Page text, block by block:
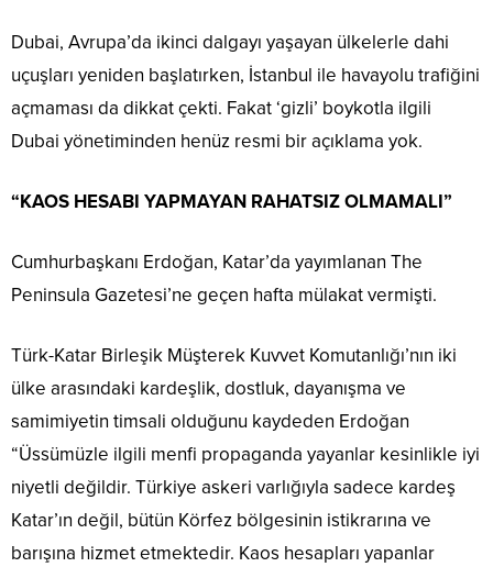
Dubai, Avrupa’da ikinci dalgayı yaşayan ülkelerle dahi
uçuşları yeniden başlatırken, İstanbul ile havayolu trafiğini
açmaması da dikkat çekti. Fakat ‘gizli’ boykotla ilgili
Dubai yönetiminden henüz resmi bir açıklama yok.
“KAOS HESABI YAPMAYAN RAHATSIZ OLMAMALI”
Cumhurbaşkanı Erdoğan, Katar’da yayımlanan The
Peninsula Gazetesi’ne geçen hafta mülakat vermişti.
Türk-Katar Birleşik Müşterek Kuvvet Komutanlığı’nın iki
ülke arasındaki kardeşlik, dostluk, dayanışma ve
samimiyetin timsali olduğunu kaydeden Erdoğan
“Üssümüzle ilgili menfi propaganda yayanlar kesinlikle iyi
niyetli değildir. Türkiye askeri varlığıyla sadece kardeş
Katar’ın değil, bütün Körfez bölgesinin istikrarına ve
barışına hizmet etmektedir. Kaos hesapları yapanlar